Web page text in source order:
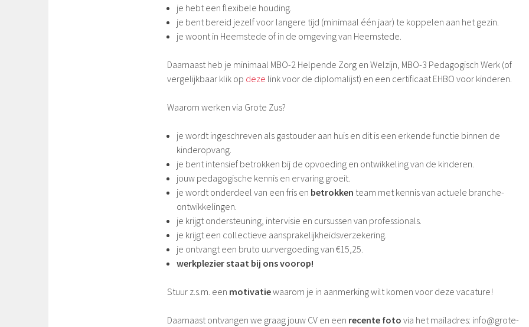
je hebt een flexibele houding.
je bent bereid jezelf voor langere tijd (minimaal één jaar) te koppelen aan het gezin.
je woont in Heemstede of in de omgeving van Heemstede.
Daarnaast heb je minimaal MBO-2 Helpende Zorg en Welzijn, MBO-3 Pedagogisch Werk (of
vergelijkbaar klik op deze link voor de diplomalijst) en een certificaat EHBO voor kinderen.
Waarom werken via Grote Zus?
je wordt ingeschreven als gastouder aan huis en dit is een erkende functie binnen de
kinderopvang.
je bent intensief betrokken bij de opvoeding en ontwikkeling van de kinderen.
jouw pedagogische kennis en ervaring groeit.
je wordt onderdeel van een fris en betrokken team met kennis van actuele branche-
ontwikkelingen.
je krijgt ondersteuning, intervisie en cursussen van professionals.
je krijgt een collectieve aansprakelijkheidsverzekering.
je ontvangt een bruto uurvergoeding van €15,25.
werkplezier staat bij ons voorop!
Stuur z.s.m. een motivatiewaarom je in aanmerking wilt komen voor deze vacature!
Daarnaast ontvangen we graag jouw CV en een recente foto via het mailadres: info@grote-